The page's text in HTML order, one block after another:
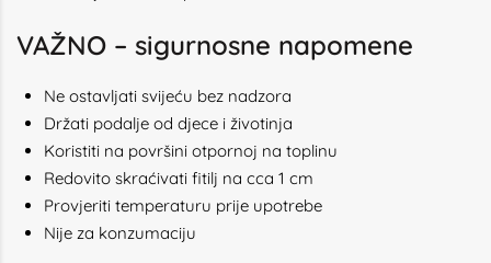
VAŽNO – sigurnosne napomene
Ne ostavljati svijeću bez nadzora
Držati podalje od djece i životinja
Koristiti na površini otpornoj na toplinu
Redovito skraćivati fitilj na cca 1 cm
Provjeriti temperaturu prije upotrebe
Nije za konzumaciju